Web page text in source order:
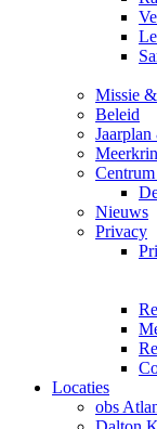
Missie
Beleid
Nieuws
Privacy
Locaties
obs